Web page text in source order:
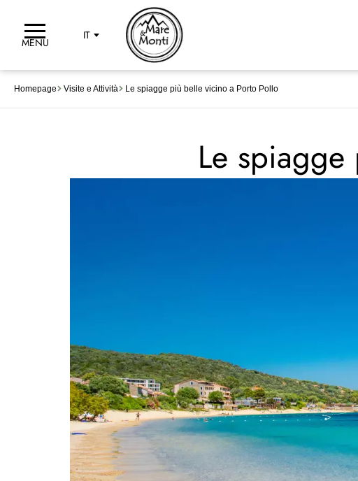
MENU
IT
Homepage Visite e Attività Le spiagge più belle vicino a Porto Pollo
Le